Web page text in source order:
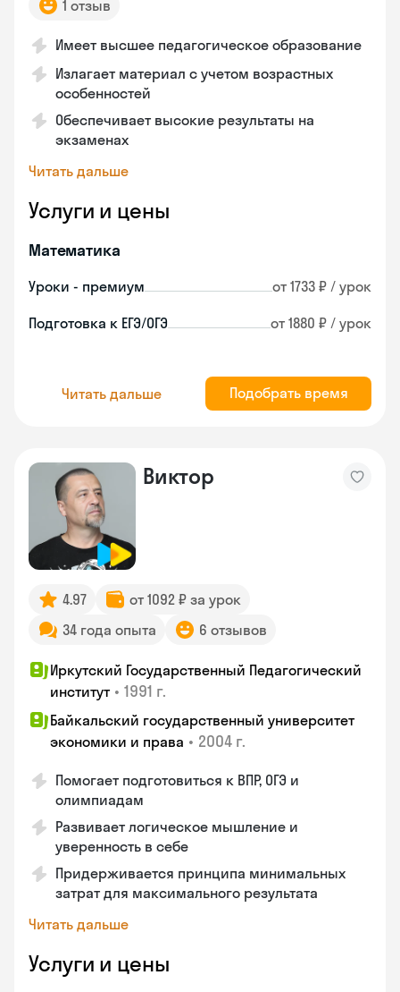
1 отзыв
Имеет высшее педагогическое образование
Излагает материал с учетом возрастных
особенностей
Обеспечивает высокие результаты на
экзаменах
Читать дальше
Услуги и цены
Математика
Уроки - премиум от 1733 ₽ / урок
Подготовка к ЕГЭ/ОГЭ от 1880 ₽ / урок
Читать дальше Подобрать время
Виктор
4.97
от 1092 ₽ за урок
34 года опыта
6 отзывов
Иркутский Государственный Педагогический
институт • 1991 г.
Байкальский государственный университет
экономики и права • 2004 г.
Помогает подготовиться к ВПР, ОГЭ и
олимпиадам
Развивает логическое мышление и
уверенность в себе
Придерживается принципа минимальных
затрат для максимального результата
Читать дальше
Услуги и цены